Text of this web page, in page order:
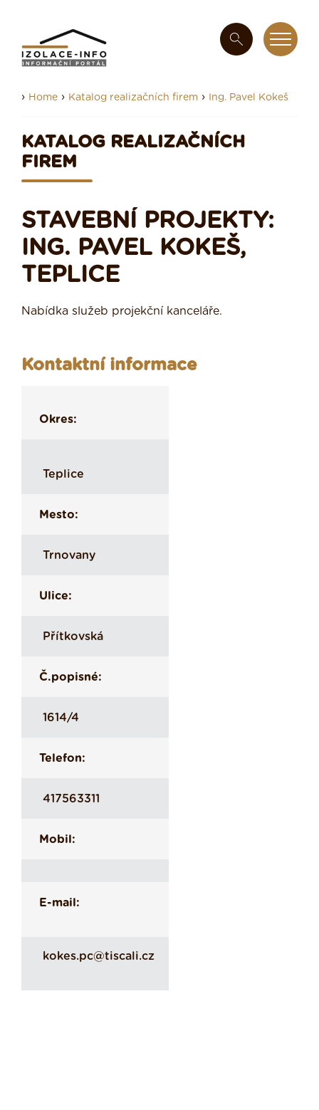
› Home › Katalog realizačních firem › Ing. Pavel Kokeš
KATALOG REALIZAČNÍCH
FIREM
STAVEBNÍ PROJEKTY:
ING. PAVEL KOKEŠ,
TEPLICE
Nabídka služeb projekční kanceláře.
Kontaktní informace
Okres:
Teplice
Mesto:
Trnovany
Ulice:
Přítkovská
Č.popisné:
1614/4
Telefon:
417563311
Mobil:
E-mail:
kokes.pc@tiscali.cz